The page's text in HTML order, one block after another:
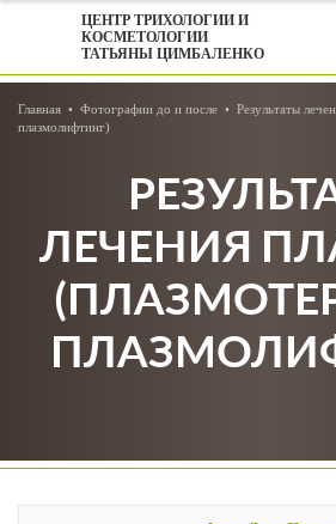
ЦЕНТР ТРИХОЛОГИИ И
КОСМЕТОЛОГИИ
ТАТЬЯНЫ ЦИМБАЛЕНКО
Главная Фотографии до и после
Результаты
плазмолифтинг)
ЛЕЧЕНИЯ